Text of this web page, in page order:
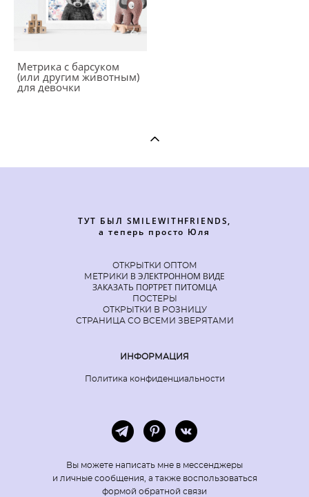
Метрика с барсуком
(или другим животным)
для девочки
ТУТ БЫЛ SMILEWITHFRIENDS,
а теперь просто Юля
ОТКРЫТКИ ОПТОМ
МЕТРИКИ В ЭЛЕКТРОННОМ ВИДЕ
ЗАКАЗАТЬ ПОРТРЕТ ПИТОМЦА
ПОСТЕРЫ
ОТКРЫТКИ В РОЗНИЦУ
СТРАНИЦА СО ВСЕМИ ЗВЕРЯТАМИ
ИНФОРМАЦИЯ
Политика конфиденциальности
Вы можете написать мне в мессенджеры
и личные сообщения, а также воспользоваться
формой обратной связи